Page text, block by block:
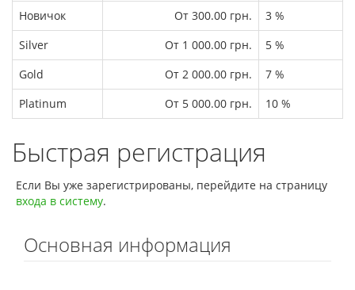
Новичок
От 300.00 грн.
3 %
Silver
От 1 000.00 грн.
5 %
Gold
От 2 000.00 грн.
7 %
Platinum
От 5 000.00 грн. 10 %
Быстрая регистрация
Если Вы уже зарегистрированы, перейдите на страницу
входа в систему.
Основная информация